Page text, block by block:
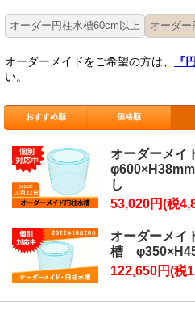
オーダー円柱水槽60cm以上 オーダー
オーダーメイドをご希望の方は、 『
い。
おすすめ順 価格順
オーダーメイ
し
53,020円(税
オーダーメ
槽
122,650円(税